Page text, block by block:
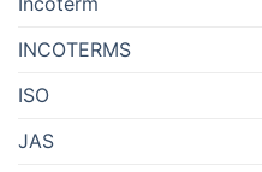
INCOTERMS
ISO
JAS